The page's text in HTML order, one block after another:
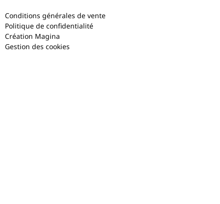
Conditions générales de vente
Politique de confidentialité
Création Magina
Gestion des cookies